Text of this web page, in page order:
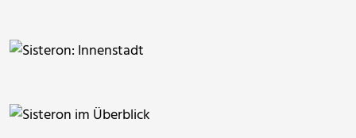
berggeist007
berggeist007